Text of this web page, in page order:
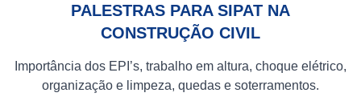
PALESTRAS PARA SIPAT NA
CONSTRUÇÃO CIVIL
Importância dos EPI’s, trabalho em altura, choque elétrico,
organização e limpeza, quedas e soterramentos.